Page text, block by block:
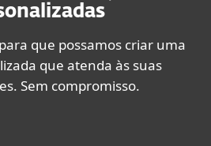
que possamos criar uma
que atenda às suas
Sem compromisso.